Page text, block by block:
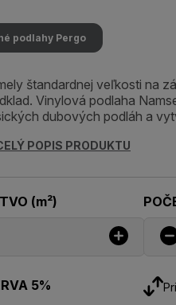
podlahy Pergo
štandardnej veľkosti na
Vinylová podlaha
dubových podláh a
POPIS PRODUKTU
(m²)
5%